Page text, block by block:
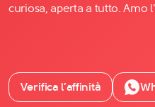
curiosa, aperta a tutto. Amo
Verifica l’affinità